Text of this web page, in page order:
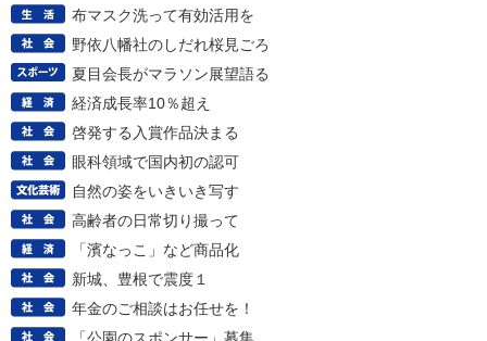
布マスク洗って有効活用を
野依八幡社のしだれ桜見ごろ
夏目会長がマラソン展望語る
経済成長率10％超え
啓発する入賞作品決まる
眼科領域で国内初の認可
自然の姿をいきいき写す
高齢者の日常切り撮って
「濱なっこ」など商品化
新城、豊根で震度１
年金のご相談はお任せを！